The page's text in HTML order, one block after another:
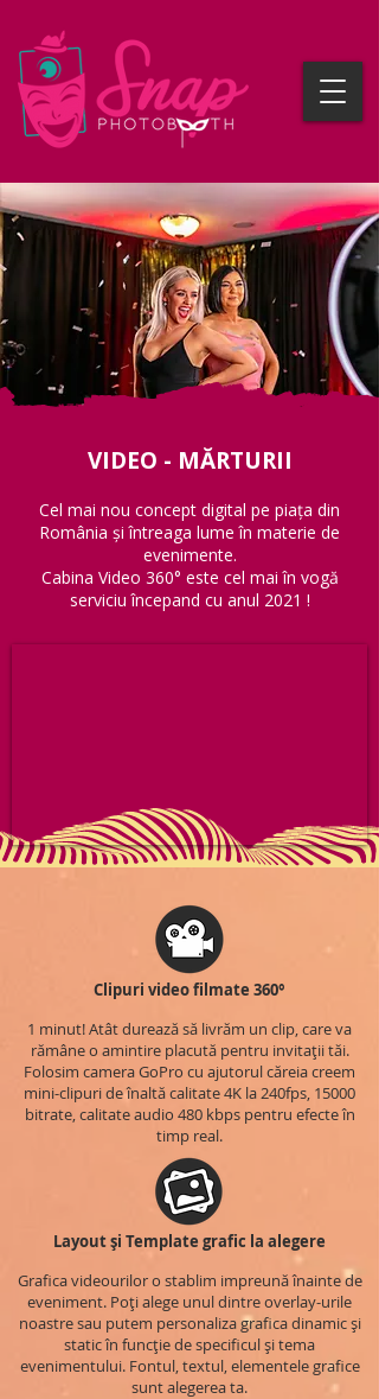
VIDEO - MĂRTURII
Cel mai nou concept digital pe piața din
România și întreaga lume în materie de
evenimente.
Cabina Video 360° este cel mai în vogă
serviciu începand cu anul 2021 !
Clipuri video filmate 360°
1 minut! Atât durează să livrăm un clip, care va
rămâne o amintire placută pentru invitații tăi.
Folosim camera GoPro cu ajutorul căreia creem
mini-clipuri de înaltă calitate 4K la 240fps, 15000
bitrate, calitate audio 480 kbps pentru efecte în
timp real.
Layout și Template grafic la alegere
Grafica videourilor o stablim impreună înainte de
eveniment. Poți alege unul dintre overlay-urile
noastre sau putem personaliza grafica dinamic și
static în funcție de specificul și tema
evenimentului. Fontul, textul, elementele grafice
sunt alegerea ta.